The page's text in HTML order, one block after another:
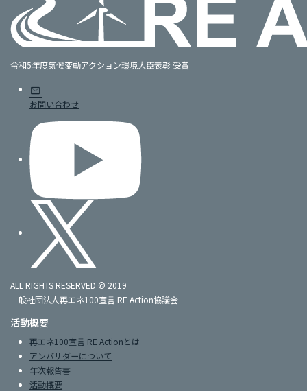
令和5年度気候変動アクション環境大臣表彰 受賞
mail
お問い合わせ
ALL RIGHTS RESERVED © 2019
一般社団法人再エネ100宣言 RE Action協議会
活動概要
再エネ100宣言 RE Actionとは
アンバサダーについて
年次報告書
活動概要